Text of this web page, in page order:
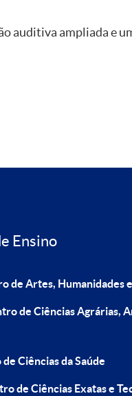
auditiva ampliada e
Ensino
de Artes, Humanidades
de Ciências Agrárias,
Ciências da Saúde
de Ciências Exatas e